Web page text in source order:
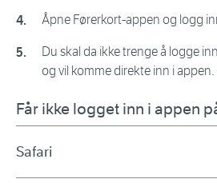
Åpne Førerkort-appen og logg
Du skal da ikke trenge å logge
og vil komme direkte inn i appen.
Får ikke logget inn i appen
Safari